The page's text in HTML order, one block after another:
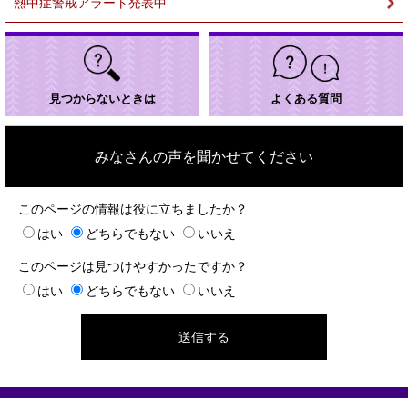
熱中症警戒アラート発表中
見つからないときは よくある質問
みなさんの声を聞かせてください
このページの情報は役に立ちましたか？
はい
どちらでもない いいえ
このページは見つけやすかったですか？
はい
どちらでもない いいえ